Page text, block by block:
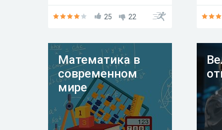
25 22
Математика в
современном
мире